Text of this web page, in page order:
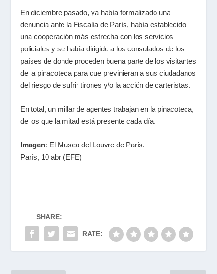
En diciembre pasado, ya había formalizado una
denuncia ante la Fiscalía de París, había establecido
una cooperación más estrecha con los servicios
policiales y se había dirigido a los consulados de los
países de donde proceden buena parte de los visitantes
de la pinacoteca para que previnieran a sus ciudadanos
del riesgo de sufrir tirones y/o la acción de carteristas.
En total, un millar de agentes trabajan en la pinacoteca,
de los que la mitad está presente cada día.
Imagen: El Museo del Louvre de París.
París, 10 abr (EFE)
SHARE:
RATE: